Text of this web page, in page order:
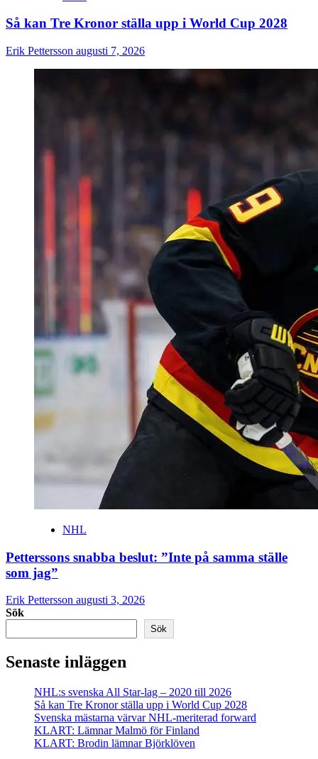
Så kan Tre Kronor ställa upp i World Cup 2028
Erik Pettersson augusti 7, 2026
NHL
Petterssons snabba beslut: ”Inte på samma ställe
som jag”
Erik Pettersson augusti 3, 2026
Sök
Sök
Senaste inläggen
NHL:s svenska All Star-lag – 2020 till 2026
Så kan Tre Kronor ställa upp i World Cup 2028
Svenska mästarna värvar NHL-meriterad forward
KLART: Lämnar Malmö för Finland
KLART: Brodin lämnar Björklöven